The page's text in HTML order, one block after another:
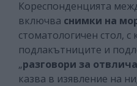
Кореспонденцията
включва снимки на
стоматологичен стол,
подлакътниците и
„разговори за
казва в изявление на